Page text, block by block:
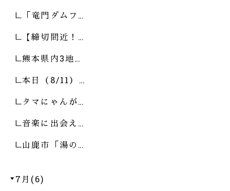
「竜門ダムフ…
【締切間近！…
熊本県内3地…
本日（8/11）…
タマにゃんが…
音楽に出会え…
山鹿市「湯の…
7月(6)